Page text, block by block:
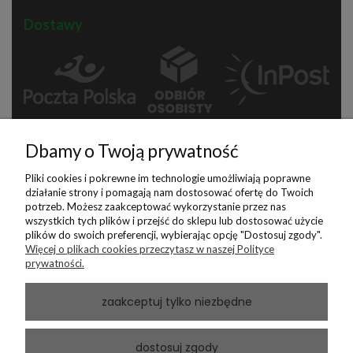
Dostawy
Płatności
Dbamy o Twoją prywatność
Pliki cookies i pokrewne im technologie umożliwiają poprawne
działanie strony i pomagają nam dostosować ofertę do Twoich
potrzeb. Możesz zaakceptować wykorzystanie przez nas
wszystkich tych plików i przejść do sklepu lub dostosować użycie
plików do swoich preferencji, wybierając opcję "Dostosuj zgody".
Więcej o plikach cookies przeczytasz w naszej Polityce
prywatności.
zaakceptuj tylko niezbędne
dostosuj zgody